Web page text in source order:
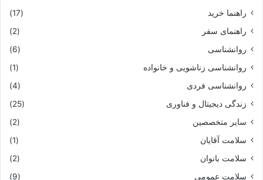
راهنما خرید
(17)
راهنمای سفر
(2)
روانشناسی
(6)
روانشناسی زناشویی و خانواده
(1)
روانشناسی فردی
(4)
زندگی دیجیتال و فناوری
(25)
سایر متخصصین
(2)
سلامت آقایان
(1)
سلامت بانوان
(2)
سلامت عمومی
(9)